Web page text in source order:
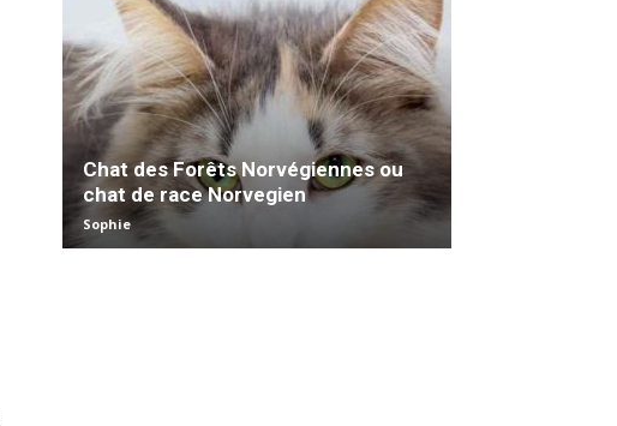
Chat des Forêts Norvégiennes ou
chat de race Norvegien
Sophie